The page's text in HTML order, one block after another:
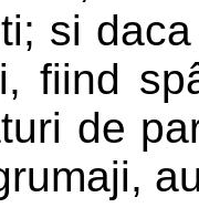
si
fiind
de